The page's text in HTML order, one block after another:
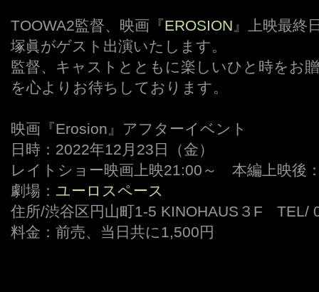
TOOWA2監督、映画『EROSION 』上映最終
塚眞がゲスト出演いたします。
監督、キャストとともに楽しいひと時をお
を心よりお待ちしております。
映画『Erosion』アフターイベント
日時：2022年12月23日（金）
レイトショー映画上映21:00～ 本編上映後
劇場： ユーロスペース
住所/渋谷区円山町1-5 KINOHAUS３F TEL/
料金：前売、当日共に1,500円